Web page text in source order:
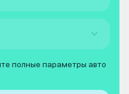
полные параметры авто